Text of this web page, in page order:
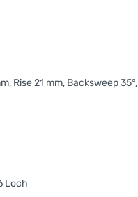
Rise 21 mm, Backsweep 35°,
Loch